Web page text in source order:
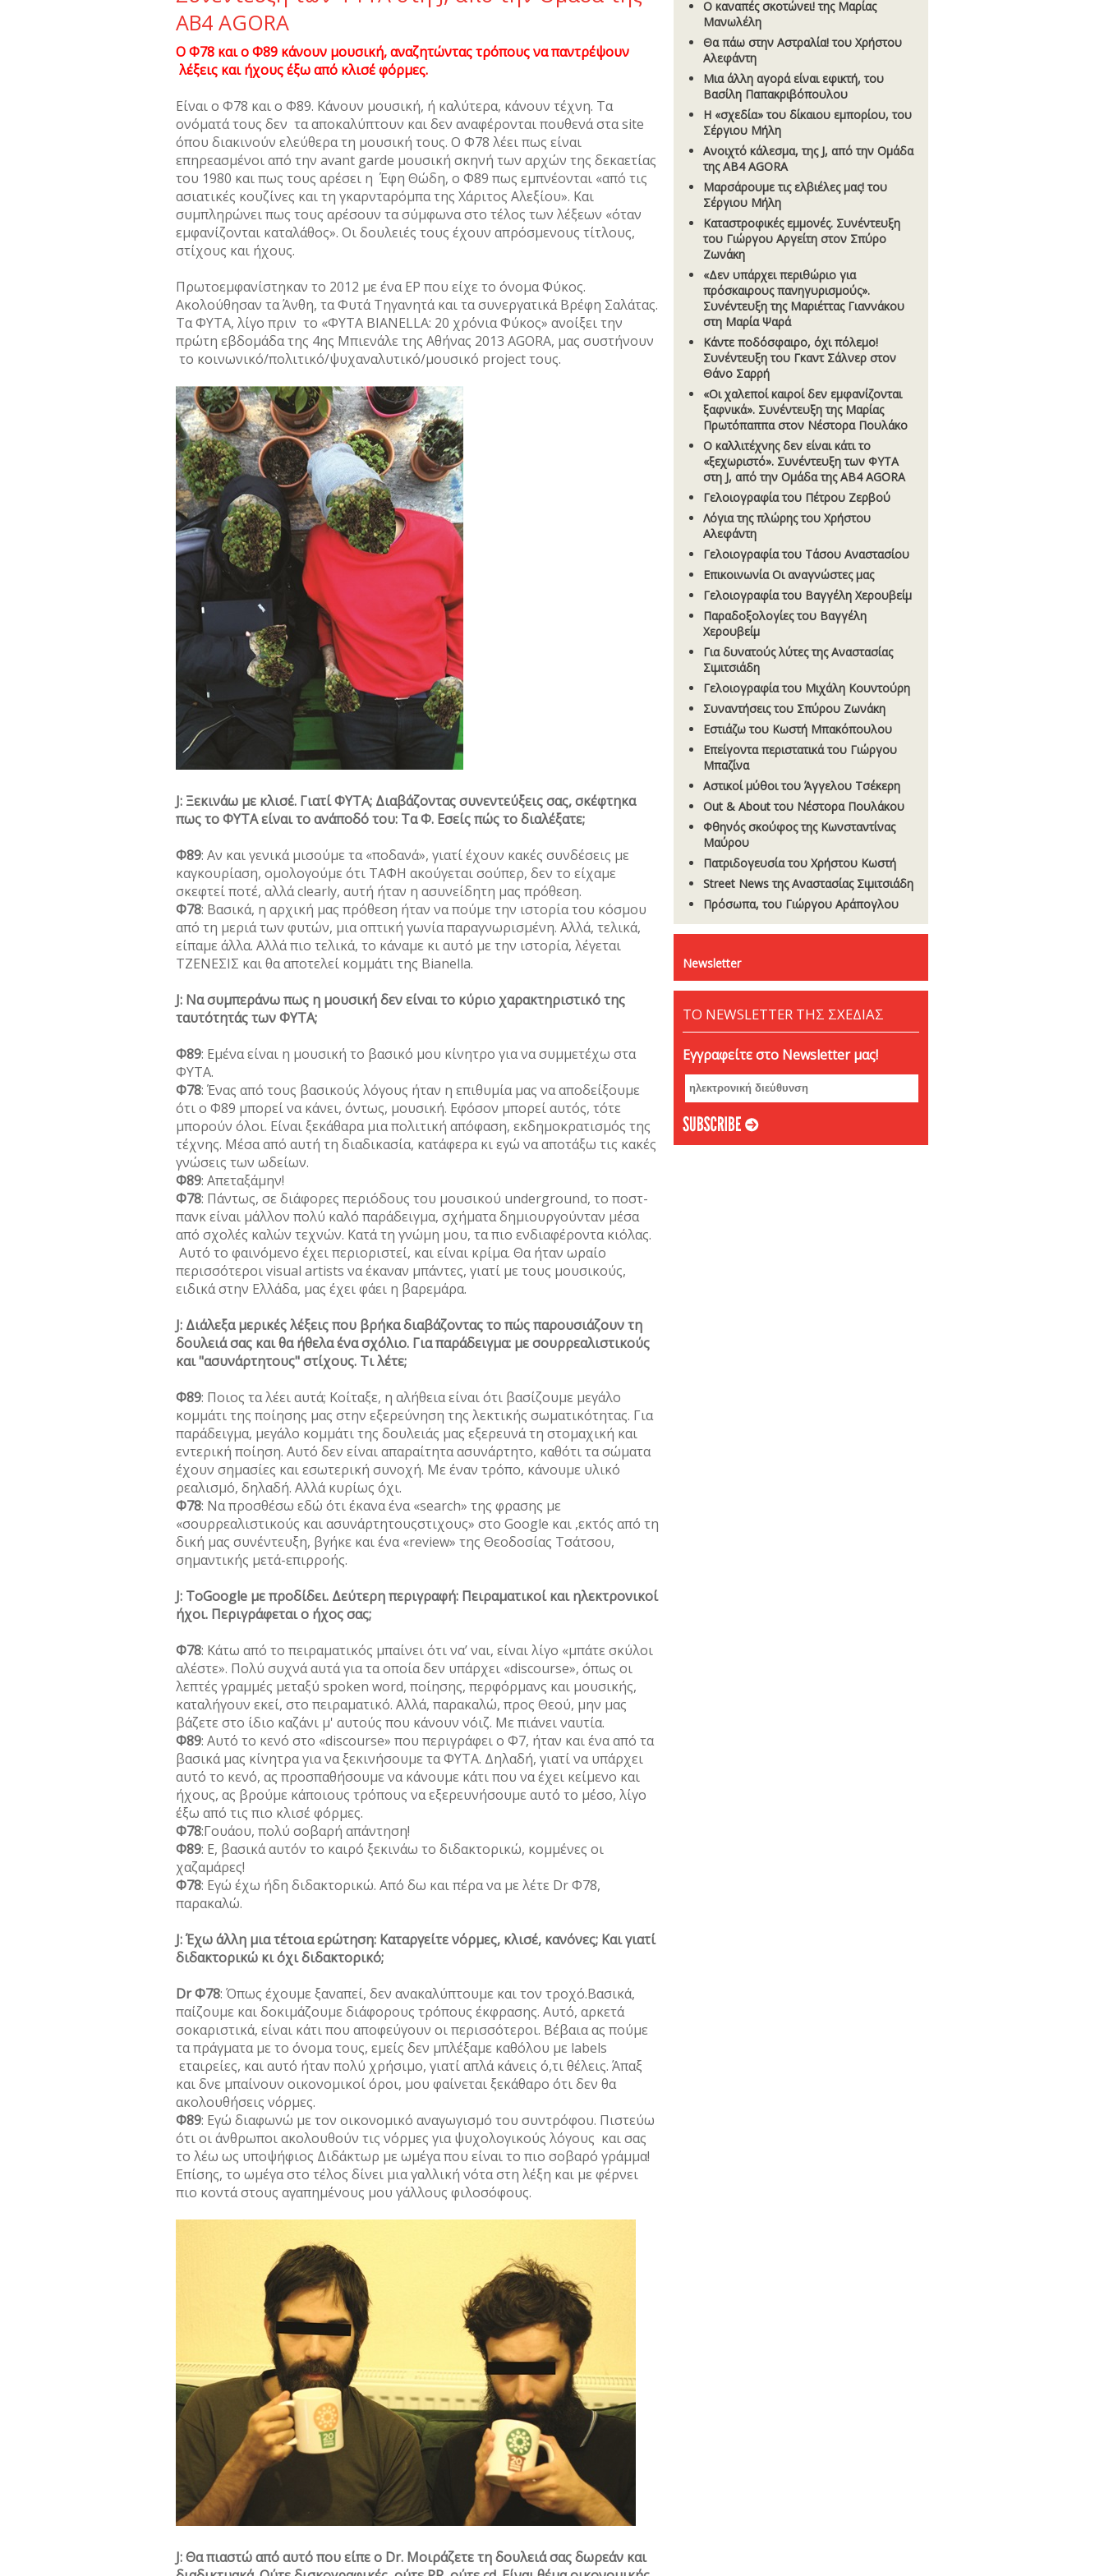
AB4 AGORA
Ο Φ78 και ο Φ89 κάνουν μουσική, αναζητώντας τρόπους να παντρέψουν
λέξεις και ήχους έξω από κλισέ φόρμες.
Είναι ο Φ78 και ο Φ89. Κάνουν μουσική, ή καλύτερα, κάνουν τέχνη. Τα
ονόματά τους δεν τα αποκαλύπτουν και δεν αναφέρονται πουθενά στα site
όπου διακινούν ελεύθερα τη μουσική τους. Ο Φ78 λέει πως είναι
επηρεασμένοι από την avant garde μουσική σκηνή των αρχών της δεκαετίας
του 1980 και πως τους αρέσει η Έφη Θώδη, ο Φ89 πως εμπνέονται «από τις
ασιατικές κουζίνες και τη γκαρνταρόμπα της Χάριτος Αλεξίου». Και
συμπληρώνει πως τους αρέσουν τα σύμφωνα στο τέλος των λέξεων «όταν
εμφανίζονται καταλάθος». Οι δουλειές τους έχουν απρόσμενους τίτλους,
στίχους και ήχους.
Πρωτοεμφανίστηκαν το 2012 με ένα EP που είχε το όνομα Φύκος.
Ακολούθησαν τα Άνθη, τα Φυτά Τηγανητά και τα συνεργατικά Βρέφη Σαλάτας.
Τα ΦΥΤΑ, λίγο πριν το «ΦΥΤΑ BIANELLA: 20 χρόνια Φύκος» ανοίξει την
πρώτη εβδομάδα της 4ης Μπιενάλε της Αθήνας 2013 AGORA, μας συστήνουν
το κοινωνικό/πολιτικό/ψυχαναλυτικό/μουσικό project τους.
J: Ξεκινάω με κλισέ. Γιατί ΦΥΤΑ; Διαβάζοντας συνεντεύξεις σας, σκέφτηκα
πως το ΦΥΤΑ είναι το ανάποδό του: Tα Φ. Εσείς πώς το διαλέξατε;
Φ89: Αν και γενικά μισούμε τα «ποδανά», γιατί έχουν κακές συνδέσεις με
καγκουρίαση, ομολογούμε ότι ΤΑΦΗ ακούγεται σούπερ, δεν το είχαμε
σκεφτεί ποτέ, αλλά clearly, αυτή ήταν η ασυνείδητη μας πρόθεση.
Φ78: Βασικά, η αρχική μας πρόθεση ήταν να πούμε την ιστορία του κόσμου
από τη μεριά των φυτών, μια οπτική γωνία παραγνωρισμένη. Αλλά, τελικά,
είπαμε άλλα. Αλλά πιο τελικά, το κάναμε κι αυτό με την ιστορία, λέγεται
ΤΖΕΝΕΣΙΣ και θα αποτελεί κομμάτι της Bianella.
J: Να συμπεράνω πως η μουσική δεν είναι το κύριο χαρακτηριστικό της
ταυτότητάς των ΦΥΤΑ;
Φ89: Εμένα είναι η μουσική το βασικό μου κίνητρο για να συμμετέχω στα
ΦΥΤΑ.
Φ78: Ένας από τους βασικούς λόγους ήταν η επιθυμία μας να αποδείξουμε
ότι ο Φ89 μπορεί να κάνει, όντως, μουσική. Εφόσον μπορεί αυτός, τότε
μπορούν όλοι. Είναι ξεκάθαρα μια πολιτική απόφαση, εκδημοκρατισμός της
τέχνης. Μέσα από αυτή τη διαδικασία, κατάφερα κι εγώ να αποτάξω τις κακές
γνώσεις των ωδείων.
Φ89: Απεταξάμην!
Φ78: Πάντως, σε διάφορες περιόδους του μουσικού underground, το ποστ-
πανκ είναι μάλλον πολύ καλό παράδειγμα, σχήματα δημιουργούνταν μέσα
από σχολές καλών τεχνών. Κατά τη γνώμη μου, τα πιο ενδιαφέροντα κιόλας.
Αυτό το φαινόμενο έχει περιοριστεί, και είναι κρίμα. Θα ήταν ωραίο
περισσότεροι visual artists να έκαναν μπάντες, γιατί με τους μουσικούς,
ειδικά στην Ελλάδα, μας έχει φάει η βαρεμάρα.
J: Διάλεξα μερικές λέξεις που βρήκα διαβάζοντας το πώς παρουσιάζουν τη
δουλειά σας και θα ήθελα ένα σχόλιο. Για παράδειγμα: με σουρρεαλιστικούς
και "ασυνάρτητους" στίχους. Τι λέτε;
Φ89: Ποιος τα λέει αυτά; Κοίταξε, η αλήθεια είναι ότι βασίζουμε μεγάλο
κομμάτι της ποίησης μας στην εξερεύνηση της λεκτικής σωματικότητας. Για
παράδειγμα, μεγάλο κομμάτι της δουλειάς μας εξερευνά τη στομαχική και
εντερική ποίηση. Αυτό δεν είναι απαραίτητα ασυνάρτητο, καθότι τα σώματα
έχουν σημασίες και εσωτερική συνοχή. Με έναν τρόπο, κάνουμε υλικό
ρεαλισμό, δηλαδή. Αλλά κυρίως όχι.
Φ78: Να προσθέσω εδώ ότι έκανα ένα «search» της φρασης με
«σουρρεαλιστικούς και ασυνάρτητουςστιχους» στο Google και ,εκτός από τη
δική μας συνέντευξη, βγήκε και ένα «review» της Θεοδοσίας Τσάτσου,
σημαντικής μετά-επιρροής.
J: ΤοGoogle με προδίδει. Δεύτερη περιγραφή: Πειραματικοί και ηλεκτρονικοί
ήχοι. Περιγράφεται ο ήχος σας;
Φ78: Κάτω από το πειραματικός μπαίνει ότι να’ ναι, είναι λίγο «μπάτε σκύλοι
αλέστε». Πολύ συχνά αυτά για τα οποία δεν υπάρχει «discourse», όπως οι
λεπτές γραμμές μεταξύ spoken word, ποίησης, περφόρμανς και μουσικής,
καταλήγουν εκεί, στο πειραματικό. Αλλά, παρακαλώ, προς Θεού, μην μας
βάζετε στο ίδιο καζάνι μ' αυτούς που κάνουν νόιζ. Με πιάνει ναυτία.
Φ89: Αυτό το κενό στο «discourse» που περιγράφει o Φ7, ήταν και ένα από τα
βασικά μας κίνητρα για να ξεκινήσουμε τα ΦΥΤΑ. Δηλαδή, γιατί να υπάρχει
αυτό το κενό, ας προσπαθήσουμε να κάνουμε κάτι που να έχει κείμενο και
ήχους, ας βρούμε κάποιους τρόπους να εξερευνήσουμε αυτό το μέσο, λίγο
έξω από τις πιο κλισέ φόρμες.
Φ78:Γουάου, πολύ σοβαρή απάντηση!
Φ89: Ε, βασικά αυτόν το καιρό ξεκινάω το διδακτορικώ, κομμένες οι
χαζαμάρες!
Φ78: Εγώ έχω ήδη διδακτορικώ. Από δω και πέρα να με λέτε Dr Φ78,
παρακαλώ.
J: Έχω άλλη μια τέτοια ερώτηση: Καταργείτε νόρμες, κλισέ, κανόνες; Και γιατί
διδακτορικώ κι όχι διδακτορικό;
Dr Φ78: Όπως έχουμε ξαναπεί, δεν ανακαλύπτουμε και τον τροχό.Βασικά,
παίζουμε και δοκιμάζουμε διάφορους τρόπους έκφρασης. Αυτό, αρκετά
σοκαριστικά, είναι κάτι που αποφεύγουν οι περισσότεροι. Βέβαια ας πούμε
τα πράγματα με το όνομα τους, εμείς δεν μπλέξαμε καθόλου με labels
εταιρείες, και αυτό ήταν πολύ χρήσιμο, γιατί απλά κάνεις ό,τι θέλεις. Άπαξ
και δνε μπαίνουν οικονομικοί όροι, μου φαίνεται ξεκάθαρο ότι δεν θα
ακολουθήσεις νόρμες.
Φ89: Εγώ διαφωνώ με τον οικονομικό αναγωγισμό του συντρόφου. Πιστεύω
ότι οι άνθρωποι ακολουθούν τις νόρμες για ψυχολογικούς λόγους και σας
το λέω ως υποψήφιος Διδάκτωρ με ωμέγα που είναι το πιο σοβαρό γράμμα!
Επίσης, το ωμέγα στο τέλος δίνει μια γαλλική νότα στη λέξη και με φέρνει
πιο κοντά στους αγαπημένους μου γάλλους φιλοσόφους.
J: Θα πιαστώ από αυτό που είπε ο Dr. Μοιράζετε τη δουλειά σας δωρεάν και
Ο καναπές σκοτώνει! της Μαρίας
Μανωλέλη
Θα πάω στην Αστραλία! του Χρήστου
Αλεφάντη
Μια άλλη αγορά είναι εφικτή, του
Βασίλη Παπακριβόπουλου
Η «σχεδία» του δίκαιου εµπορίου, του
Σέργιου Μήλη
Ανοιχτό κάλεσµα, της J, από την Οµάδα
της AB4 AGORA
Μαρσάρουµε τις ελβιέλες µας! του
Σέργιου Μήλη
Καταστροφικές εµµονές. Συνέντευξη
του Γιώργου Αργείτη στον Σπύρο
Ζωνάκη
«Δεν υπάρχει περιθώριο για
πρόσκαιρους πανηγυρισµούς».
Συνέντευξη της Μαριέττας Γιαννάκου
στη Μαρία Ψαρά
Κάντε ποδόσφαιρο, όχι πόλεµο!
Συνέντευξη του Γκαντ Σάλνερ στον
Θάνο Σαρρή
«Οι χαλεποί καιροί δεν εµφανίζονται
ξαφνικά». Συνέντευξη της Μαρίας
Πρωτόπαππα στον Νέστορα Πουλάκο
Ο καλλιτέχνης δεν είναι κάτι το
«ξεχωριστό». Συνέντευξη των ΦΥΤΑ
στη J, από την Οµάδα της AB4 AGORA
Γελοιογραφία του Πέτρου Ζερβού
Λόγια της πλώρης του Χρήστου
Αλεφάντη
Γελοιογραφία του Τάσου Αναστασίου
Επικοινωνία Οι αναγνώστες µας
Γελοιογραφία του Βαγγέλη Χερουβείµ
Παραδοξολογίες του Βαγγέλη
Χερουβείµ
Για δυνατούς λύτες της Αναστασίας
Σιµιτσιάδη
Γελοιογραφία του Μιχάλη Κουντούρη
Συναντήσεις του Σπύρου Ζωνάκη
Εστιάζω του Κωστή Μπακόπουλου
Επείγοντα περιστατικά του Γιώργου
Μπαζίνα
Aστικοί µύθοι του Άγγελου Τσέκερη
Out & About του Νέστορα Πουλάκου
Φθηνός σκούφος της Κωνσταντίνας
Μαύρου
Πατριδογευσία του Χρήστου Κωστή
Street News της Αναστασίας Σιµιτσιάδη
Πρόσωπα, του Γιώργου Αράπογλου
Newsletter
ΤΟ NEWSLETTER ΤΗΣ ΣΧΕΔΙΑΣ
Εγγραφείτε στο Newsletter μας!